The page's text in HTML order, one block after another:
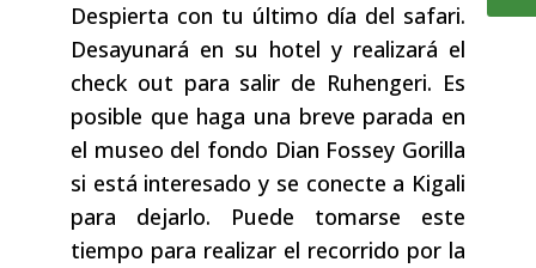
Despierta con tu último día del safari.
Desayunará en su hotel y realizará el
check out para salir de Ruhengeri. Es
posible que haga una breve parada en
el museo del fondo Dian Fossey Gorilla
si está interesado y se conecte a Kigali
para dejarlo. Puede tomarse este
tiempo para realizar el recorrido por la